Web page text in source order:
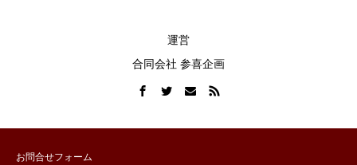
運営
合同会社 参喜企画
お問合せフォーム